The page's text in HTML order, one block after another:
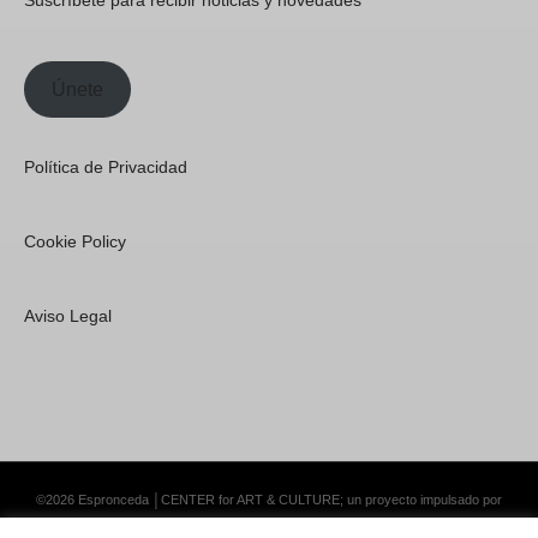
Únete
Política de Privacidad
Cookie Policy
Aviso Legal
©2026 Espronceda │CENTER for ART & CULTURE; un proyecto impulsado por